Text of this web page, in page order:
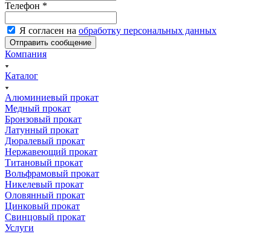
Телефон *
Я согласен на обработку персональных данных
Компания
Каталог
Алюминиевый прокат
Медный прокат
Бронзовый прокат
Латунный прокат
Дюралевый прокат
Нержавеющий прокат
Титановый прокат
Вольфрамовый прокат
Никелевый прокат
Оловянный прокат
Цинковый прокат
Свинцовый прокат
Услуги